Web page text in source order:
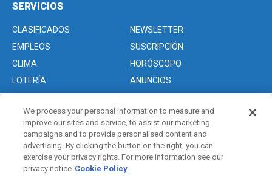
SERVICIOS
CLASIFICADOS
NEWSLETTER
EMPLEOS
SUSCRIPCIÓN
CLIMA
HORÓSCOPO
LOTERÍA
ANUNCIOS
Acerca de nosotros
Advertise with Us/Anuncios
Politica de Privacidad
We process your personal information to measure and
improve our sites and service, to assist our marketing
campaigns and to provide personalised content and
advertising. By clicking the button on the right, you can
exercise your privacy rights. For more information see our
privacy notice Cookie Policy